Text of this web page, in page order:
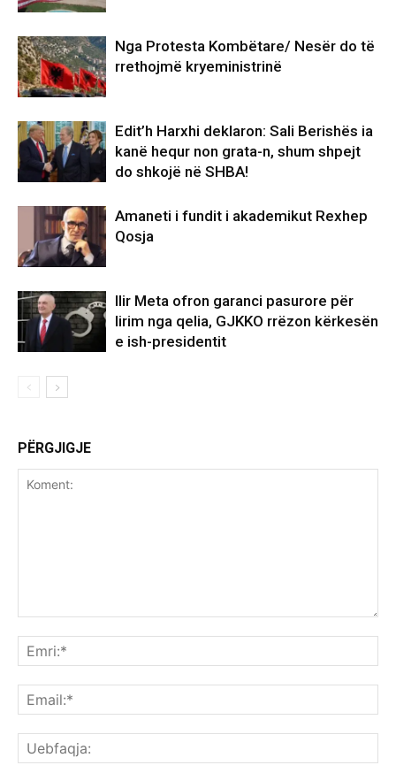
Nga Protesta Kombëtare/ Nesër do të
rrethojmë kryeministrinë
Edit’h Harxhi deklaron: Sali Berishës ia
kanë hequr non grata-n, shum shpejt
do shkojë në SHBA!
Amaneti i fundit i akademikut Rexhep
Qosja
Ilir Meta ofron garanci pasurore për
lirim nga qelia, GJKKO rrëzon kërkesën
e ish-presidentit
PËRGJIGJE